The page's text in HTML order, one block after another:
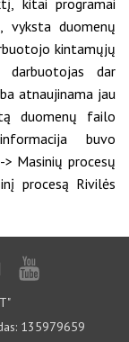
kitai programai
vyksta duomenų
kintamųjų
darbuotojas dar
atnaujinama jau
duomenų failo
buvo
Masinių procesų
procesą Rivilės
135979659